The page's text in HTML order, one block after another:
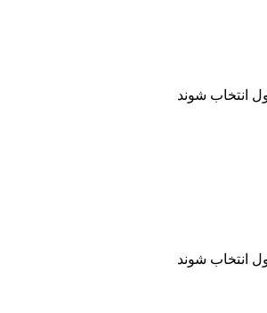
انتخاب شوند
انتخاب شوند